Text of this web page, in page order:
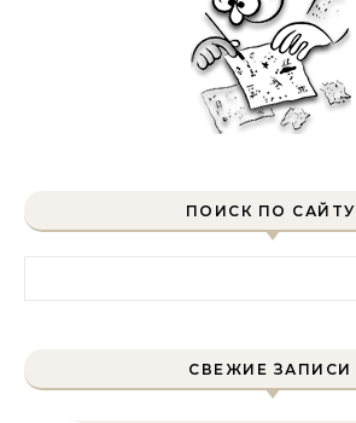
ПОИСК ПО САЙТУ
СВЕЖИЕ ЗАПИСИ